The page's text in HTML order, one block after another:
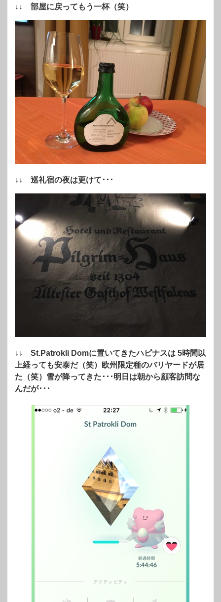
↓↓ 部屋に戻ってもう一杯（笑）
↓↓ 巡礼宿の夜は更けて･･･
↓↓ St.Patrokli Domに置いてきたハピナスは 5時間以
上経っても安泰だ（笑）欧州限定種のバリヤードが居
た（笑）雪が降ってきた･･･明日は朝から顧客訪問な
んだが･･･